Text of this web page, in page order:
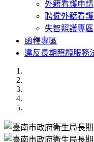
外籍看護申請
聘僱外籍看
失智照護專區
函釋專區
違反長期照顧服務